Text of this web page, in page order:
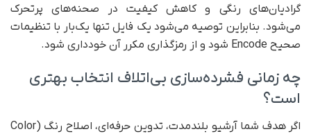
گرادیان‌های رنگی و کاهش کیفیت در صحنه‌های پرتحرک
می‌شود. بنابراین توصیه می‌شود یک فایل تنها یک‌بار با تنظیمات
صحیح Encode شود و از رمزگذاری مکرر آن خودداری شود.
چه زمانی فشرده‌سازی بی‌اتلاف انتخاب بهتری
است؟
اگر هدف شما آرشیو بلندمدت، تدوین حرفه‌ای، اصلاح رنگ (Color